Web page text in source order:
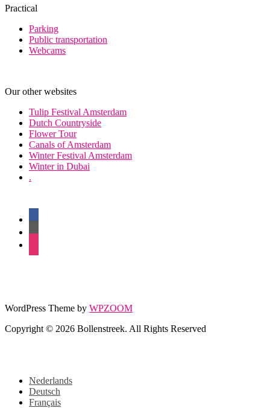
Practical
Parking
Public transportation
Webcams
Our other websites
Tulip Festival Amsterdam
Dutch Countryside
Flower Tour
Canals of Amsterdam
Winter Festival Amsterdam
Winter in Dubai
.
WordPress Theme by WPZOOM
Copyright © 2026 Bollenstreek. All Rights Reserved
Nederlands
Deutsch
Français